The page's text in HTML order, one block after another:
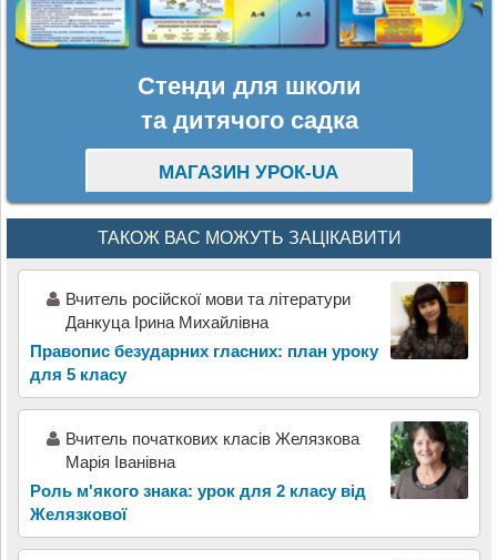
Стенди для школи
та дитячого садка
МАГАЗИН УРОК-UA
ТАКОЖ ВАС МОЖУТЬ ЗАЦІКАВИТИ
Вчитель російскої мови та літератури
Данкуца Ірина Михайлівна
Правопис безударних гласних: план уроку
для 5 класу
Вчитель початкових класів Желязкова
Марія Іванівна
Роль м'якого знака: урок для 2 класу від
Желязкової